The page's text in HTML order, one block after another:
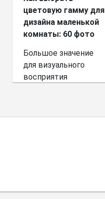
цветовую гамму для
дизайна маленькой
комнаты: 60 фото
Большое значение
для визуального
восприятия